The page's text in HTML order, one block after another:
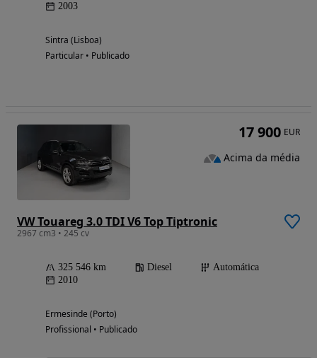
2003
Sintra (Lisboa)
Particular • Publicado
VW Touareg 3.0 TDI V6 Top Tiptronic
2967 cm3 • 245 cv
325 546 km Diesel
Automática
2010
Ermesinde (Porto)
Profissional • Publicado
17 900 EUR
Acima da média